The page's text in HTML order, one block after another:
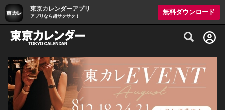
東京カレンダーアプリ
アプリなら超サクサク！
無料ダウンロード
グルメ情報・プレミアムレストラン予約